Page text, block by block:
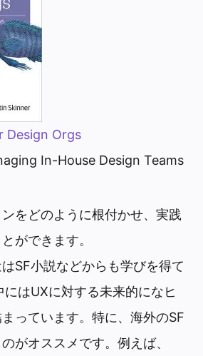
Design Orgs
In-House Design Teams
をどのように根付かせ、実践
ができます。
SF小説などからも学びを得て
にはUXに対する未来的になヒ
っています。特に、海外のSF
がオススメです。例えば、